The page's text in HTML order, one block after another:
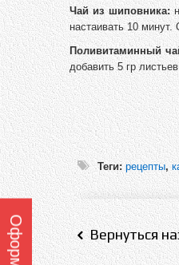
Чай из шиповника:
настаивать 10 минут.
Поливитаминный
добавить 5 гр
Теги:рецепты,
Вернуться